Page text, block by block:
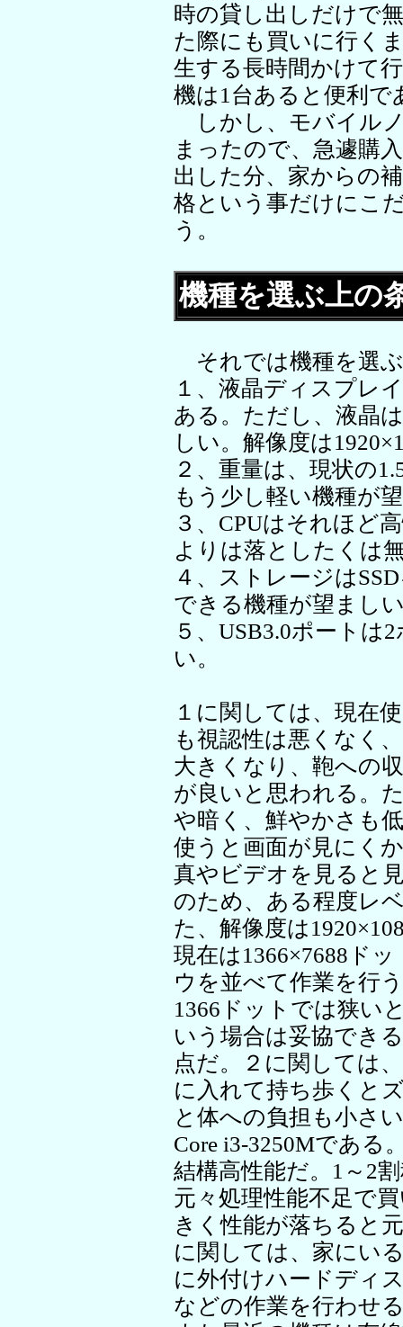
時の貸し出しだけで
た際にも買いに行く
生する長時間かけて
機は1台あると便利で
しかし、モバイル
まったので、急遽購
出した分、家からの
格という事だけにこ
う。
機種を選ぶ上の
それでは機種を選
１、液晶ディスプレ
ある。ただし、液晶
しい。解像度は
２、重量は、現状の
もう少し軽い機種が
３、CPUはそれほど
よりは落としたくは
４、ストレージは
できる機種が望まし
５、USB3.0ポートは
い。
１に関しては、現在
も視認性は悪くなく
大きくなり、鞄への
が良いと思われる。
や暗く、鮮やかさも
使うと画面が見にく
真やビデオを見ると
のため、ある程度レ
た、解像度は
現在は1366×7688ド
ウを並べて作業を行
1366ドットでは狭い
いう場合は妥協でき
点だ。２に関しては
に入れて持ち歩くと
と体への負担も小さ
Core i3-3250Mである
結構高性能だ。1～2
元々処理性能不足で
きく性能が落ちると
に関しては、家にい
に外付けハードディ
などの作業を行わせ